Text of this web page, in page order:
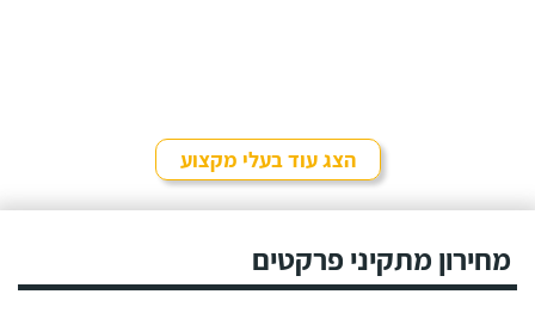
הצג עוד בעלי מקצוע
מחירון מתקיני פרקטים